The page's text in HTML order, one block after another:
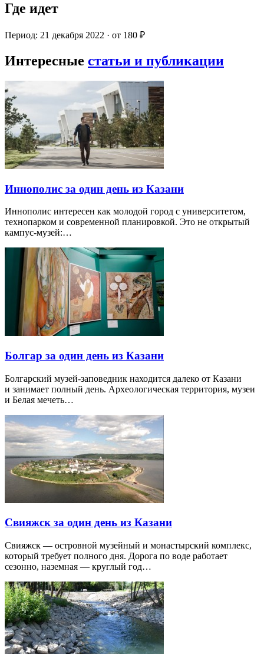
Где идет
Период: 21 декабря 2022 · от 180 ₽
Интересные статьи и публикации
Иннополис за один день из Казани
Иннополис интересен как молодой город с университетом,
технопарком и современной планировкой. Это не открытый
кампус-музей:…
Болгар за один день из Казани
Болгарский музей-заповедник находится далеко от Казани
и занимает полный день. Археологическая территория, музеи
и Белая мечеть…
Свияжск за один день из Казани
Свияжск — островной музейный и монастырский комплекс,
который требует полного дня. Дорога по воде работает
сезонно, наземная — круглый год…